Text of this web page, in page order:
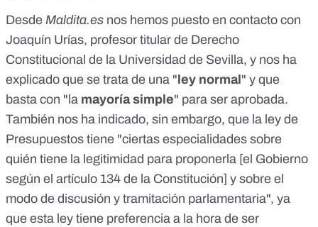
Desde Maldita.es nos hemos puesto en contacto con
Joaquín Urías, profesor titular de Derecho
Constitucional de la Universidad de Sevilla, y nos ha
explicado que se trata de una " ley normal " y que
basta con "la mayoría simple" para ser aprobada.
También nos ha indicado, sin embargo, que la ley de
Presupuestos tiene "ciertas especialidades sobre
quién tiene la legitimidad para proponerla [el Gobierno
según el artículo 134 de la Constitución] y sobre el
modo de discusión y tramitación parlamentaria", ya
que esta ley tiene preferencia a la hora de ser